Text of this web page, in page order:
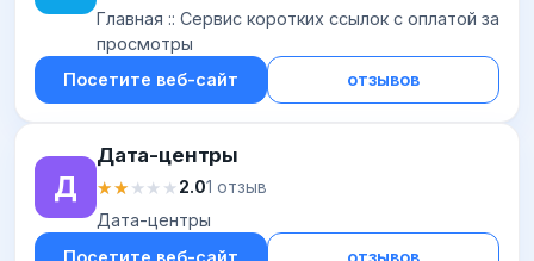
Главная :: Сервис коротких ссылок с оплатой за
просмотры
Посетите веб-сайт
отзывов
Д
Дата-центры
★★★★★
★★★★★2.01 отзыв
Дата-центры
Посетите веб-сайт
отзывов